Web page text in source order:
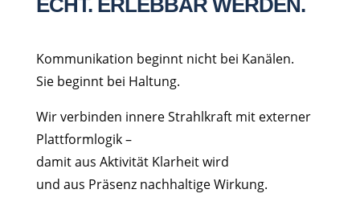
ECHT. ERLEBBAR WERDEN.
Kommunikation beginnt nicht bei Kanälen.
Sie beginnt bei Haltung.
Wir verbinden innere Strahlkraft mit externer
Plattformlogik –
damit aus Aktivität Klarheit wird
und aus Präsenz nachhaltige Wirkung.